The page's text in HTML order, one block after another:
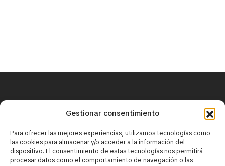
Gestionar consentimiento
Para ofrecer las mejores experiencias, utilizamos tecnologías como
las cookies para almacenar y/o acceder a la información del
dispositivo. El consentimiento de estas tecnologías nos permitirá
procesar datos como el comportamiento de navegación o las
+34 671 25 18 43
contact@mirbaskov.com